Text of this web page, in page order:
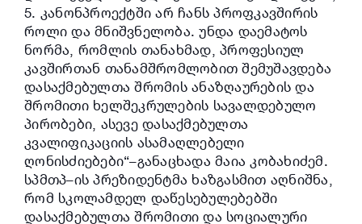
5. კანონპროექტში არ ჩანს პროფკავშირის
როლი და მნიშვნელობა. უნდა დაემატოს
ნორმა, რომლის თანახმად, პროფესიულ
კავშირთან თანამშრომლობით შემუშავდება
დასაქმებულთა შრომის ანაზღაურების და
შრომითი ხელშეკრულების სავალდებულო
პირობები, ასევე დასაქმებულთა
კვალიფიკაციის ასამაღლებელი
ღონისძიებები“–განაცხადა მაია კობახიძემ.
სპმთპ–ის პრეზიდენტმა ხაზგასმით აღნიშნა,
რომ სკოლამდელ დაწესებულებებში
დასაქმებულთა შრომითი და სოციალური